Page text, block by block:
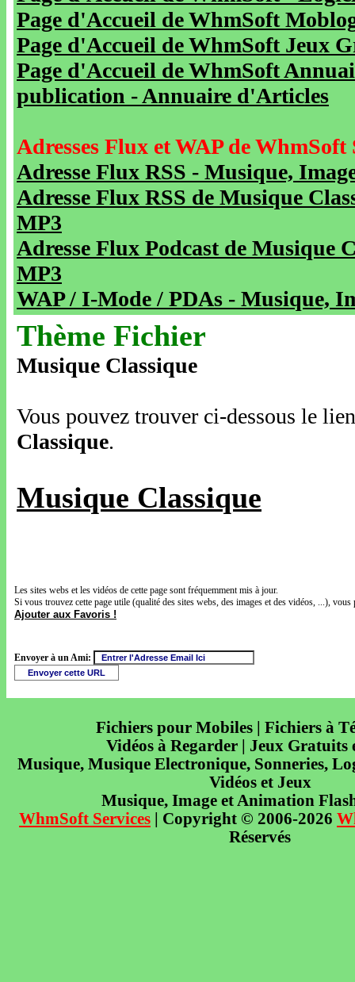
Page d'Accueil de WhmSoft
Page d'Accueil de WhmSoft Jeux
Page d'Accueil de WhmSoft
publication - Annuaire d'Articles
Adresses Flux et WAP de WhmSoft
Adresse Flux RSS - Musique,
Adresse Flux RSS de Musique
MP3
Adresse Flux Podcast de Musique
MP3
WAP / I-Mode / PDAs - Musique,
Thème Fichier
Musique Classique
Vous pouvez trouver ci-dessous le
Classique.
Musique Classique
Les sites webs et les vidéos de cette page sont fréquemment mis à jour.
Si vous trouvez cette page utile (qualité des sites webs, des images et des vidéos, ...),
Ajouter aux Favoris !
Envoyer à un Ami:
Fichiers pour Mobiles | Fichiers à
Vidéos à Regarder | Jeux Gratuits
Musique, Musique Electronique, Sonneries,
Vidéos et Jeux
Musique, Image et Animation
WhmSoft Services | Copyright © 2006-2026
Réservés